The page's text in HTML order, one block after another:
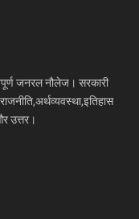
जनरल नौलेज। सरकारी
उत्तर।